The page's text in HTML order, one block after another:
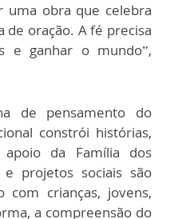
uma obra que celebra
de oração. A fé precisa
e ganhar o mundo”,
de pensamento do
constrói histórias,
da Família dos
projetos sociais são
com crianças, jovens,
a compreensão do